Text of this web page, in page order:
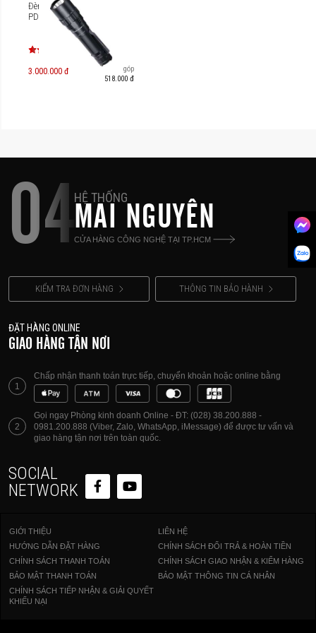
Đèn pin siêu sáng Fenix
PD40R V3.0
3.000.000 đ
Trả góp
518.000 đ
04HỆ THỐNG
MAI NGUYÊN
CỬA HÀNG CÔNG NGHỆ TẠI TP.HCM
KIỂM TRA ĐƠN HÀNG THÔNG TIN BẢO HÀNH
ĐẶT HÀNG ONLINE
GIAO HÀNG TẬN NƠI
1
Chấp nhận thanh toán trực tiếp, chuyển khoản hoặc online bằng
2
Gọi ngay Phòng kinh doanh Online - ĐT: (028) 38.200.888 -
0981.200.888 (Viber, Zalo, WhatsApp, iMessage) để được tư vấn và
giao hàng tận nơi trên toàn quốc.
SOCIAL
NETWORK
GIỚI THIỆU
LIÊN HỆ
HƯỚNG DẪN ĐẶT HÀNG
CHÍNH SÁCH ĐỔI TRẢ & HOÀN TIỀN
CHÍNH SÁCH THANH TOÁN
CHÍNH SÁCH GIAO NHẬN & KIỂM HÀNG
BẢO MẬT THANH TOÁN
BẢO MẬT THÔNG TIN CÁ NHÂN
CHÍNH SÁCH TIẾP NHẬN & GIẢI QUYẾT
KHIẾU NẠI